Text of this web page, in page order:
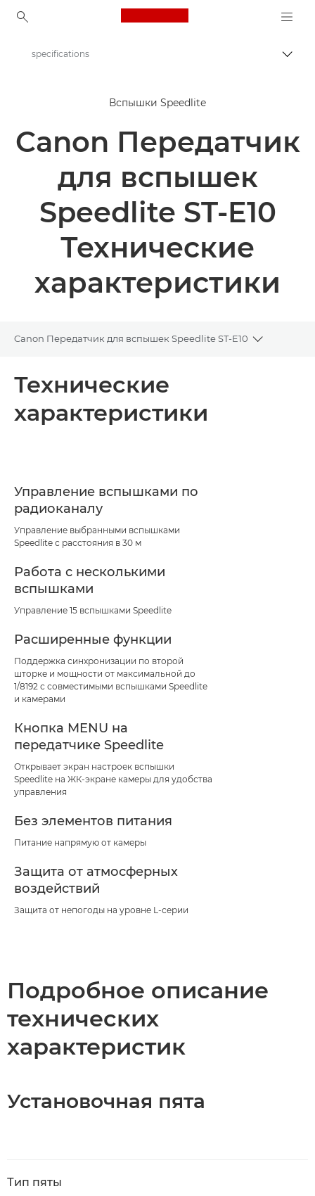
Canon Logo, back to
Цифровые камеры
Speedlite Transmitter ST-E10
specifications
Вспышки Speedlite
Canon Передатчик
для вспышек
Speedlite ST-E10
Технические
характеристики
Canon Передатчик для вспышек Speedlite ST-E10
Toggle
Технические характеристики
Технические
характеристики
Управление вспышками по
радиоканалу
Управление выбранными вспышками
Speedlite с расстояния в 30 м
Работа с несколькими
вспышками
Управление 15 вспышками Speedlite
Расширенные функции
Поддержка синхронизации по второй
шторке и мощности от максимальной до
1/8192 с совместимыми вспышками Speedlite
и камерами
Кнопка MENU на
передатчике Speedlite
Открывает экран настроек вспышки
Speedlite на ЖК-экране камеры для удобства
управления
Без элементов питания
Питание напрямую от камеры
Защита от атмосферных
воздействий
Защита от непогоды на уровне L-серии
Подробное описание
технических
характеристик
Установочная пята
Тип пяты